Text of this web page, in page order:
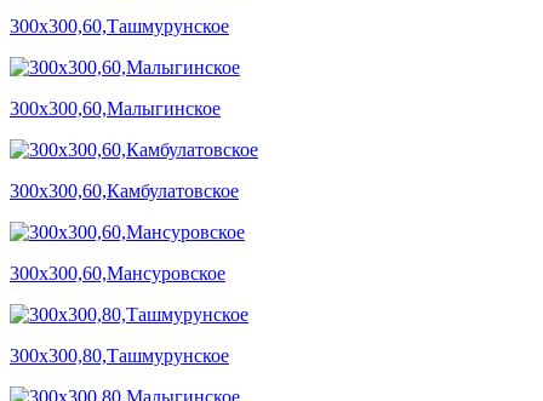
300х300,60,Ташмурунское
300х300,60,Малыгинское
300х300,60,Камбулатовское
300х300,60,Мансуровское
300х300,80,Ташмурунское